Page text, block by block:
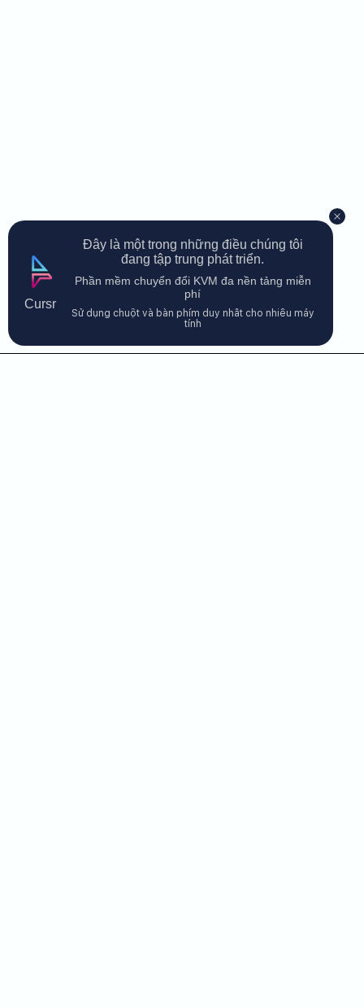
Cursr
Đây là một trong những điều chúng tôi
đang tập trung phát triển.
Phần mềm chuyển đổi KVM đa nền tảng miễn
phí
Sử dụng chuột và bàn phím duy nhất cho nhiều máy
tính